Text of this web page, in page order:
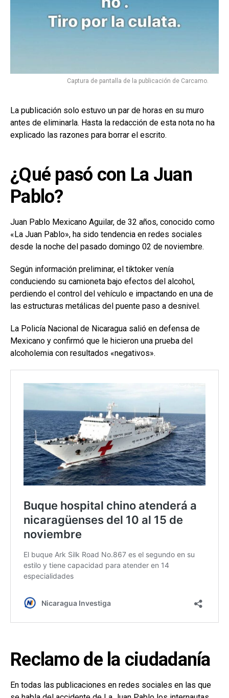
Captura de pantalla de la publicación de Carcamo.
La publicación solo estuvo un par de horas en su muro
antes de eliminarla. Hasta la redacción de esta nota no ha
explicado las razones para borrar el escrito.
¿Qué pasó con La Juan
Pablo?
Juan Pablo Mexicano Aguilar, de 32 años, conocido como
«La Juan Pablo», ha sido tendencia en redes sociales
desde la noche del pasado domingo 02 de noviembre.
Según información preliminar, el tiktoker venía
conduciendo su camioneta bajo efectos del alcohol,
perdiendo el control del vehículo e impactando en una de
las estructuras metálicas del puente paso a desnivel.
La Policía Nacional de Nicaragua salió en defensa de
Mexicano y confirmó que le hicieron una prueba del
alcoholemia con resultados «negativos».
Reclamo de la ciudadanía
En todas las publicaciones en redes sociales en las que